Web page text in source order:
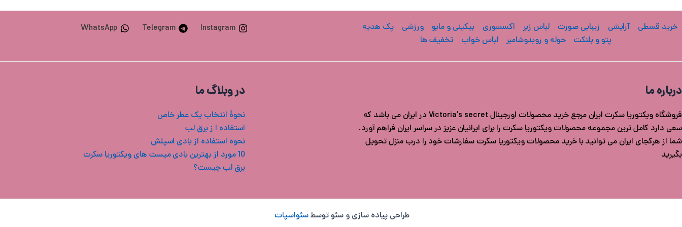
خرید قسطی آرایشی زیبایی صورت لباس زیر اکسسوری بیکینی و مایو ورزشی
پک هدیه
پتو و بلنکت
حوله و روبدوشامبر لباس خواب تخفیف ها
Instagram
Telegram
WhatsApp
درباره ما
فروشگاه ویکتوریا سکرت ایران مرجع خرید محصولات اورجینال Victoria's secret در ایران می باشد که
سعی دارد کامل ترین مجموعه محصولات ویکتوریا سکرت را برای ایرانیان عزیز در سراسر ایران فراهم آورد.
شما از هرکجای ایران می توانید با خرید محصولات ویکتوریا سکرت سفارشات خود را درب منزل تحویل
بگیرید
در وبلاگ ما
نحوۀ انتخاب یک عطر خاص
استفاده ا ز برق لب
نحوه استفاده از بادی اسپلش
10 مورد از بهترین بادی میست های ویکتوریا سکرت
برق لب چیست؟
طراحی پیاده سازی و سئو توسطسئواسپات